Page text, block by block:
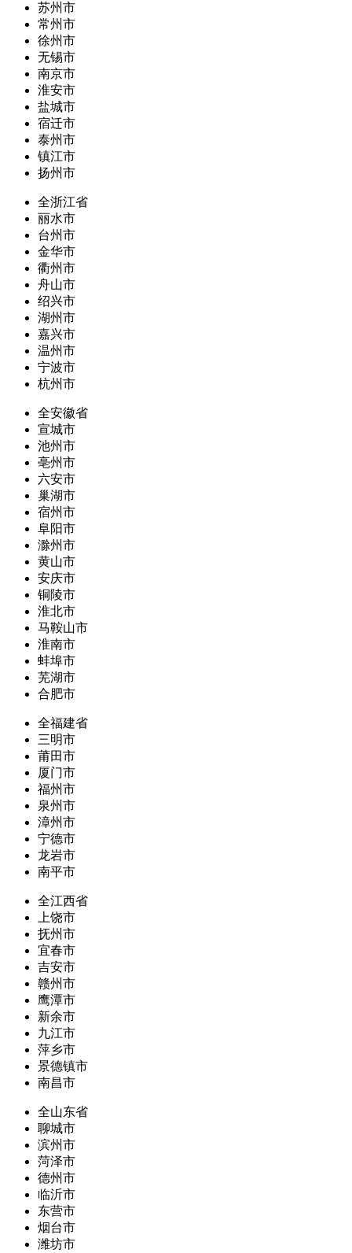
苏州市
常州市
徐州市
无锡市
南京市
淮安市
盐城市
宿迁市
泰州市
镇江市
扬州市
全浙江省
丽水市
台州市
金华市
衢州市
舟山市
绍兴市
湖州市
嘉兴市
温州市
宁波市
杭州市
全安徽省
宣城市
池州市
亳州市
六安市
巢湖市
宿州市
阜阳市
滁州市
黄山市
安庆市
铜陵市
淮北市
马鞍山市
淮南市
蚌埠市
芜湖市
合肥市
全福建省
三明市
莆田市
厦门市
福州市
泉州市
漳州市
宁德市
龙岩市
南平市
全江西省
上饶市
抚州市
宜春市
吉安市
赣州市
鹰潭市
新余市
九江市
萍乡市
景德镇市
南昌市
全山东省
聊城市
滨州市
菏泽市
德州市
临沂市
东营市
烟台市
潍坊市